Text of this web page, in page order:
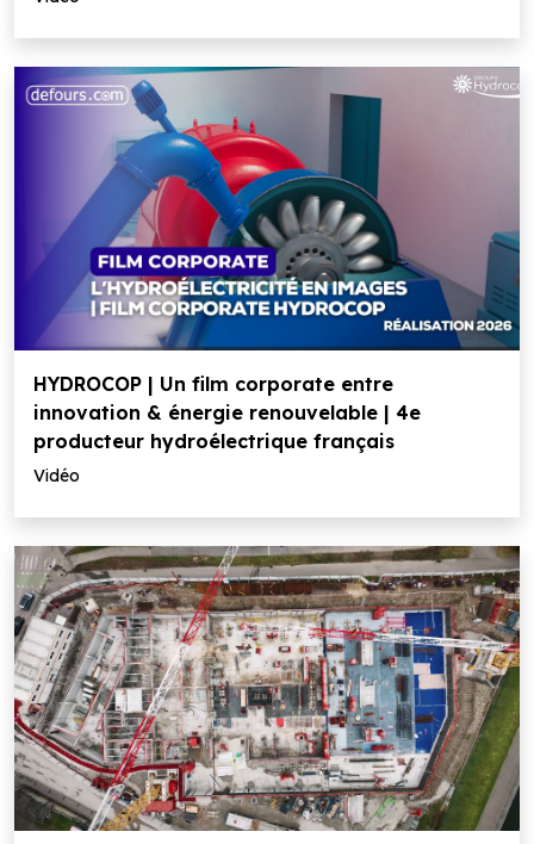
HYDROCOP | Un film corporate entre
innovation & énergie renouvelable | 4e
producteur hydroélectrique français
Vidéo